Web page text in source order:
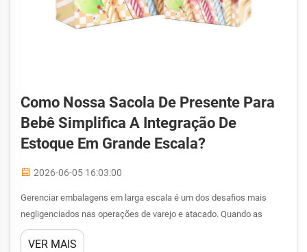
Como Nossa Sacola De Presente Para
Bebê Simplifica A Integração De
Estoque Em Grande Escala?
2026-06-05 16:03:00
Gerenciar embalagens em larga escala é um dos desafios mais
negligenciados nas operações de varejo e atacado. Quando as
empresas estocam uma sacola de presente para bebê ao lado de
centenas de outros SKUs, espera-se que a embalagem se encaixe
VER MAIS